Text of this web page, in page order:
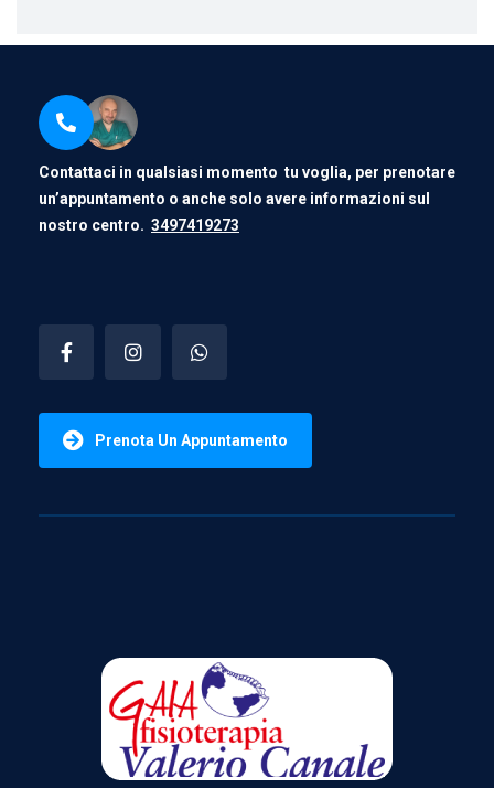
Contattaci in qualsiasi momento tu voglia, per prenotare
un’appuntamento o anche solo avere informazioni sul
nostro centro. 3497419273
Prenota Un Appuntamento